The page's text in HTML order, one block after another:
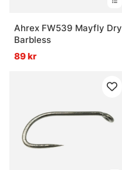
Ahrex FW539 Mayfly Dry
Barbless
89 kr